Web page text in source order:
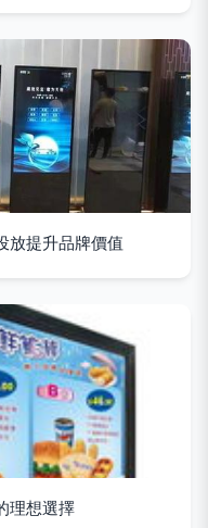
放提升品牌價值
理想選擇